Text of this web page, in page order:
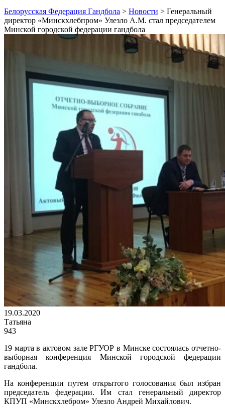
Белорусская Федерация Гандбола > Новости > Генеральный
директор «Минскхлебпром» Улезло А.М. стал председателем
Минской городской федерации гандбола
19.03.2020
Татьяна
943
19 марта в актовом зале РГУОР в Минске состоялась отчетно-
выборная конференция Минской городской федерации
гандбола.
На конференции путем открытого голосования был избран
председатель федерации. Им стал генеральный директор
КПУП «Минскхлебром» Улезло Андрей Михайлович.